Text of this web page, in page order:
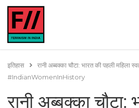
इतिहास
रानी अब्बक्का चौटा: भारत की पहली महिला
#IndianWomenInHistory
रानी अब्बक्का चौटा: